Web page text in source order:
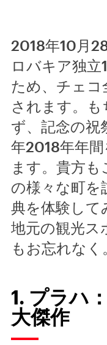
2018年10月
ロバキア独
ため、チェコ
されます。
ず、記念の祝
年2018年年
ます。貴方
の様々な町を
典を体験して
地元の観光ス
もお忘れなく
1. プラハ
大傑作